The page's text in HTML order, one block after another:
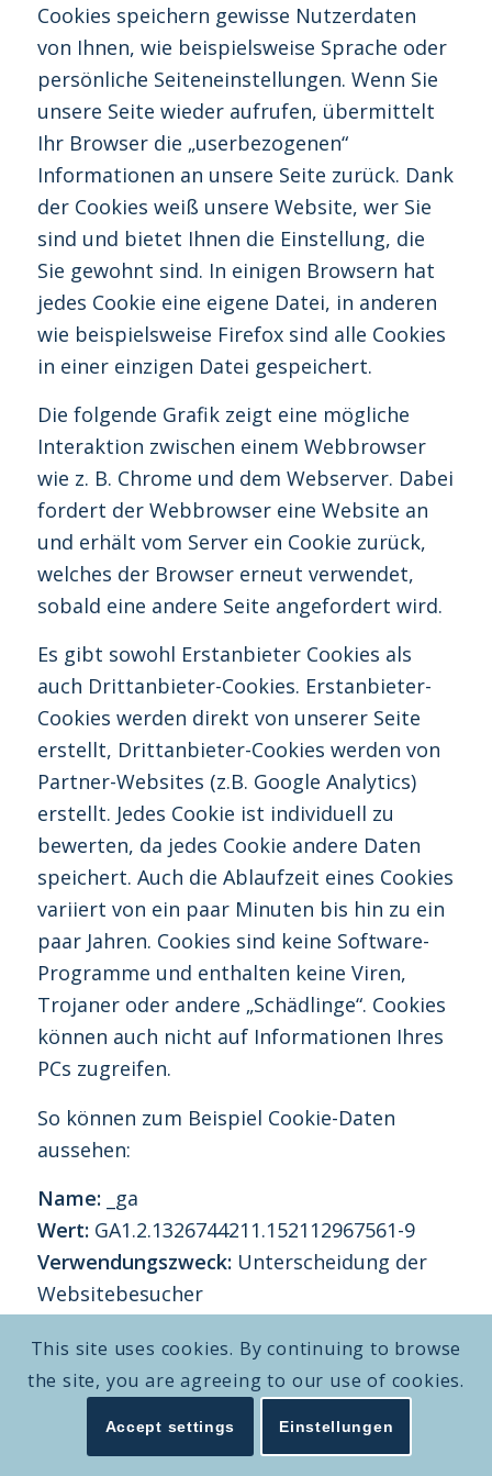
Cookies speichern gewisse Nutzerdaten
von Ihnen, wie beispielsweise Sprache oder
persönliche Seiteneinstellungen. Wenn Sie
unsere Seite wieder aufrufen, übermittelt
Ihr Browser die „userbezogenen“
Informationen an unsere Seite zurück. Dank
der Cookies weiß unsere Website, wer Sie
sind und bietet Ihnen die Einstellung, die
Sie gewohnt sind. In einigen Browsern hat
jedes Cookie eine eigene Datei, in anderen
wie beispielsweise Firefox sind alle Cookies
in einer einzigen Datei gespeichert.
Die folgende Grafik zeigt eine mögliche
Interaktion zwischen einem Webbrowser
wie z. B. Chrome und dem Webserver. Dabei
fordert der Webbrowser eine Website an
und erhält vom Server ein Cookie zurück,
welches der Browser erneut verwendet,
sobald eine andere Seite angefordert wird.
Es gibt sowohl Erstanbieter Cookies als
auch Drittanbieter-Cookies. Erstanbieter-
Cookies werden direkt von unserer Seite
erstellt, Drittanbieter-Cookies werden von
Partner-Websites (z.B. Google Analytics)
erstellt. Jedes Cookie ist individuell zu
bewerten, da jedes Cookie andere Daten
speichert. Auch die Ablaufzeit eines Cookies
variiert von ein paar Minuten bis hin zu ein
paar Jahren. Cookies sind keine Software-
Programme und enthalten keine Viren,
Trojaner oder andere „Schädlinge“. Cookies
können auch nicht auf Informationen Ihres
PCs zugreifen.
So können zum Beispiel Cookie-Daten
aussehen:
Name: _ga
Wert: GA1.2.1326744211.152112967561-9
Verwendungszweck: Unterscheidung der
Websitebesucher
Diese Mindestgrößen sollte ein Browser
unterstützen können:
Mindestens 4096 Bytes pro Cookie
This site uses cookies. By continuing to browse
the site, you are agreeing to our use of cookies.
Accept settings Einstellungen